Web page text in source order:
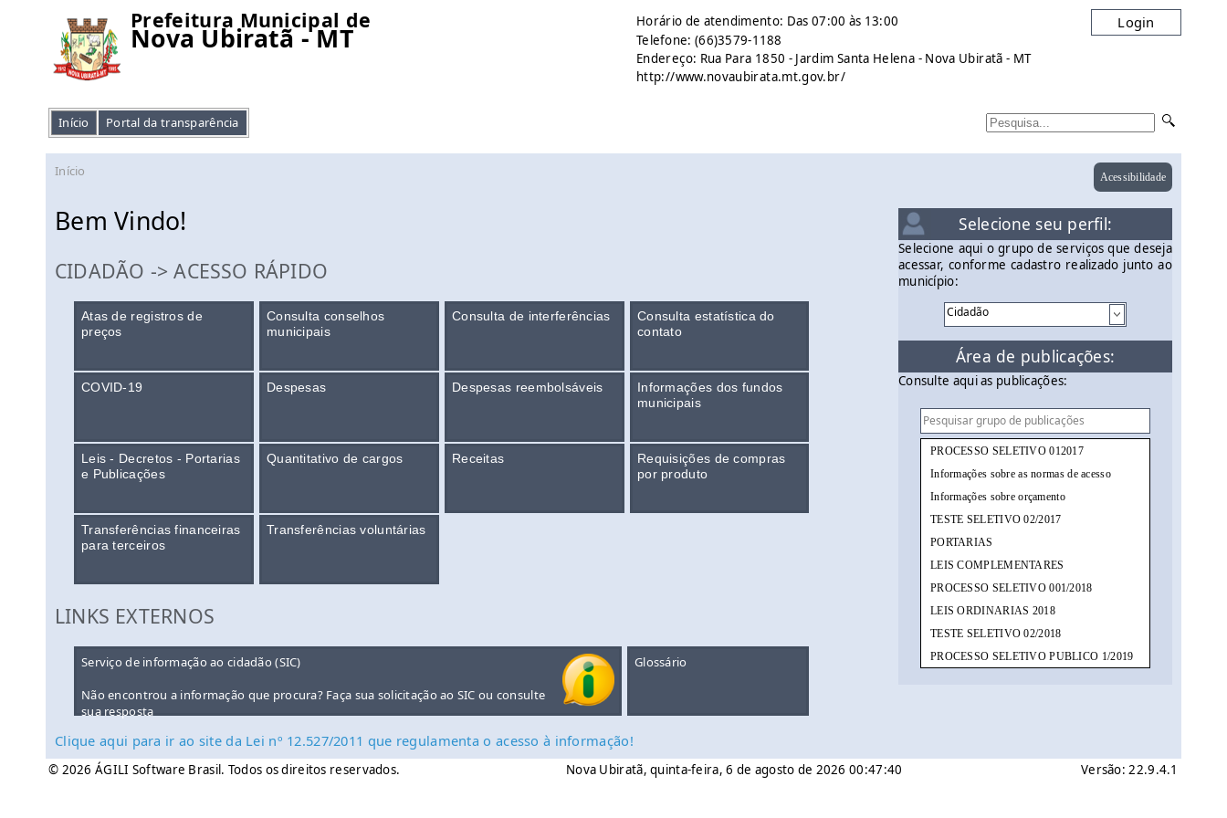
Login
Prefeitura Municipal de Horário de atendimento: Das 07:00 às 13:00
Nova Ubiratã - MT
Telefone: (66)3579-1188
Endereço: Rua Para 1850 - Jardim Santa Helena - Nova Ubiratã - MT
http://www.novaubirata.mt.gov.br/
Início Portal da transparência
Início Acessibilidade
Selecione seu perfil:
Selecione aqui o grupo de serviços que deseja
acessar, conforme cadastro realizado junto ao
município:
Área de publicações:
Consulte aqui as publicações:
PROCESSO SELETIVO 012017
Informações sobre as normas de acesso
Informações sobre orçamento
TESTE SELETIVO 02/2017
PORTARIAS
LEIS COMPLEMENTARES
PROCESSO SELETIVO 001/2018
LEIS ORDINARIAS 2018
TESTE SELETIVO 02/2018
PROCESSO SELETIVO PUBLICO 1/2019
Bem Vindo!
CIDADÃO -> ACESSO RÁPIDO
Atas de registros de
preços
Consulta conselhos
municipais
Consulta de interferências
Consulta estatística do
contato
COVID-19 Despesas Despesas reembolsáveis
Informações dos fundos
municipais
Leis - Decretos - Portarias
e Publicações
Quantitativo de cargos Receitas
Requisições de compras
por produto
Transferências financeiras
para terceiros
Transferências voluntárias
LINKS EXTERNOS
Serviço de informação ao cidadão (SIC)
Não encontrou a informação que procura? Faça sua solicitação ao SIC ou consulte
sua resposta
Glossário
Clique aqui para ir ao site da Lei nº 12.527/2011 que regulamenta o acesso à informação!
© 2026 ÁGILI Software Brasil. Todos os direitos reservados. Nova Ubiratã, quinta-feira, 6 de agosto de 2026 00:47:40 Versão: 22.9.4.1